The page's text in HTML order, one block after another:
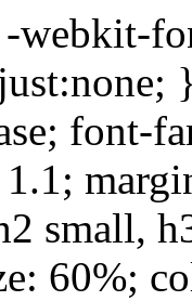
webkit-
font-
small,
60%;